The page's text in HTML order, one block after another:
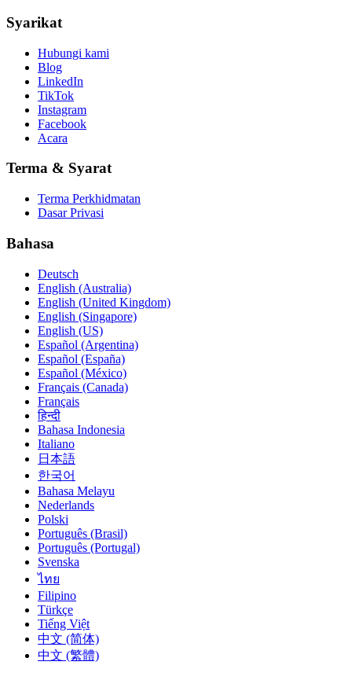
Syarikat
Hubungi kami
Blog
LinkedIn
TikTok
Instagram
Facebook
Acara
Terma & Syarat
Terma Perkhidmatan
Dasar Privasi
Bahasa
Deutsch
English (Australia)
English (United Kingdom)
English (Singapore)
English (US)
Español (Argentina)
Español (España)
Español (México)
Français (Canada)
Français
हिन्दी
Bahasa Indonesia
Italiano
日本語
한국어
Bahasa Melayu
Nederlands
Polski
Português (Brasil)
Português (Portugal)
Svenska
ไทย
Filipino
Türkçe
Tiếng Việt
中文 (简体)
中文 (繁體)